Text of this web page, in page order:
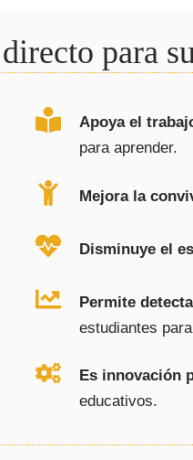
para
Apoya el
para aprender.
Mejora la
Disminuye el
Permite
estudiantes
Es innovación
educativos.